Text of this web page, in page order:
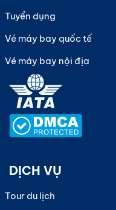
Tuyển dụng
Vé máy bay quốc tế
Vé máy bay nội địa
DỊCH VỤ
Tour du lịch